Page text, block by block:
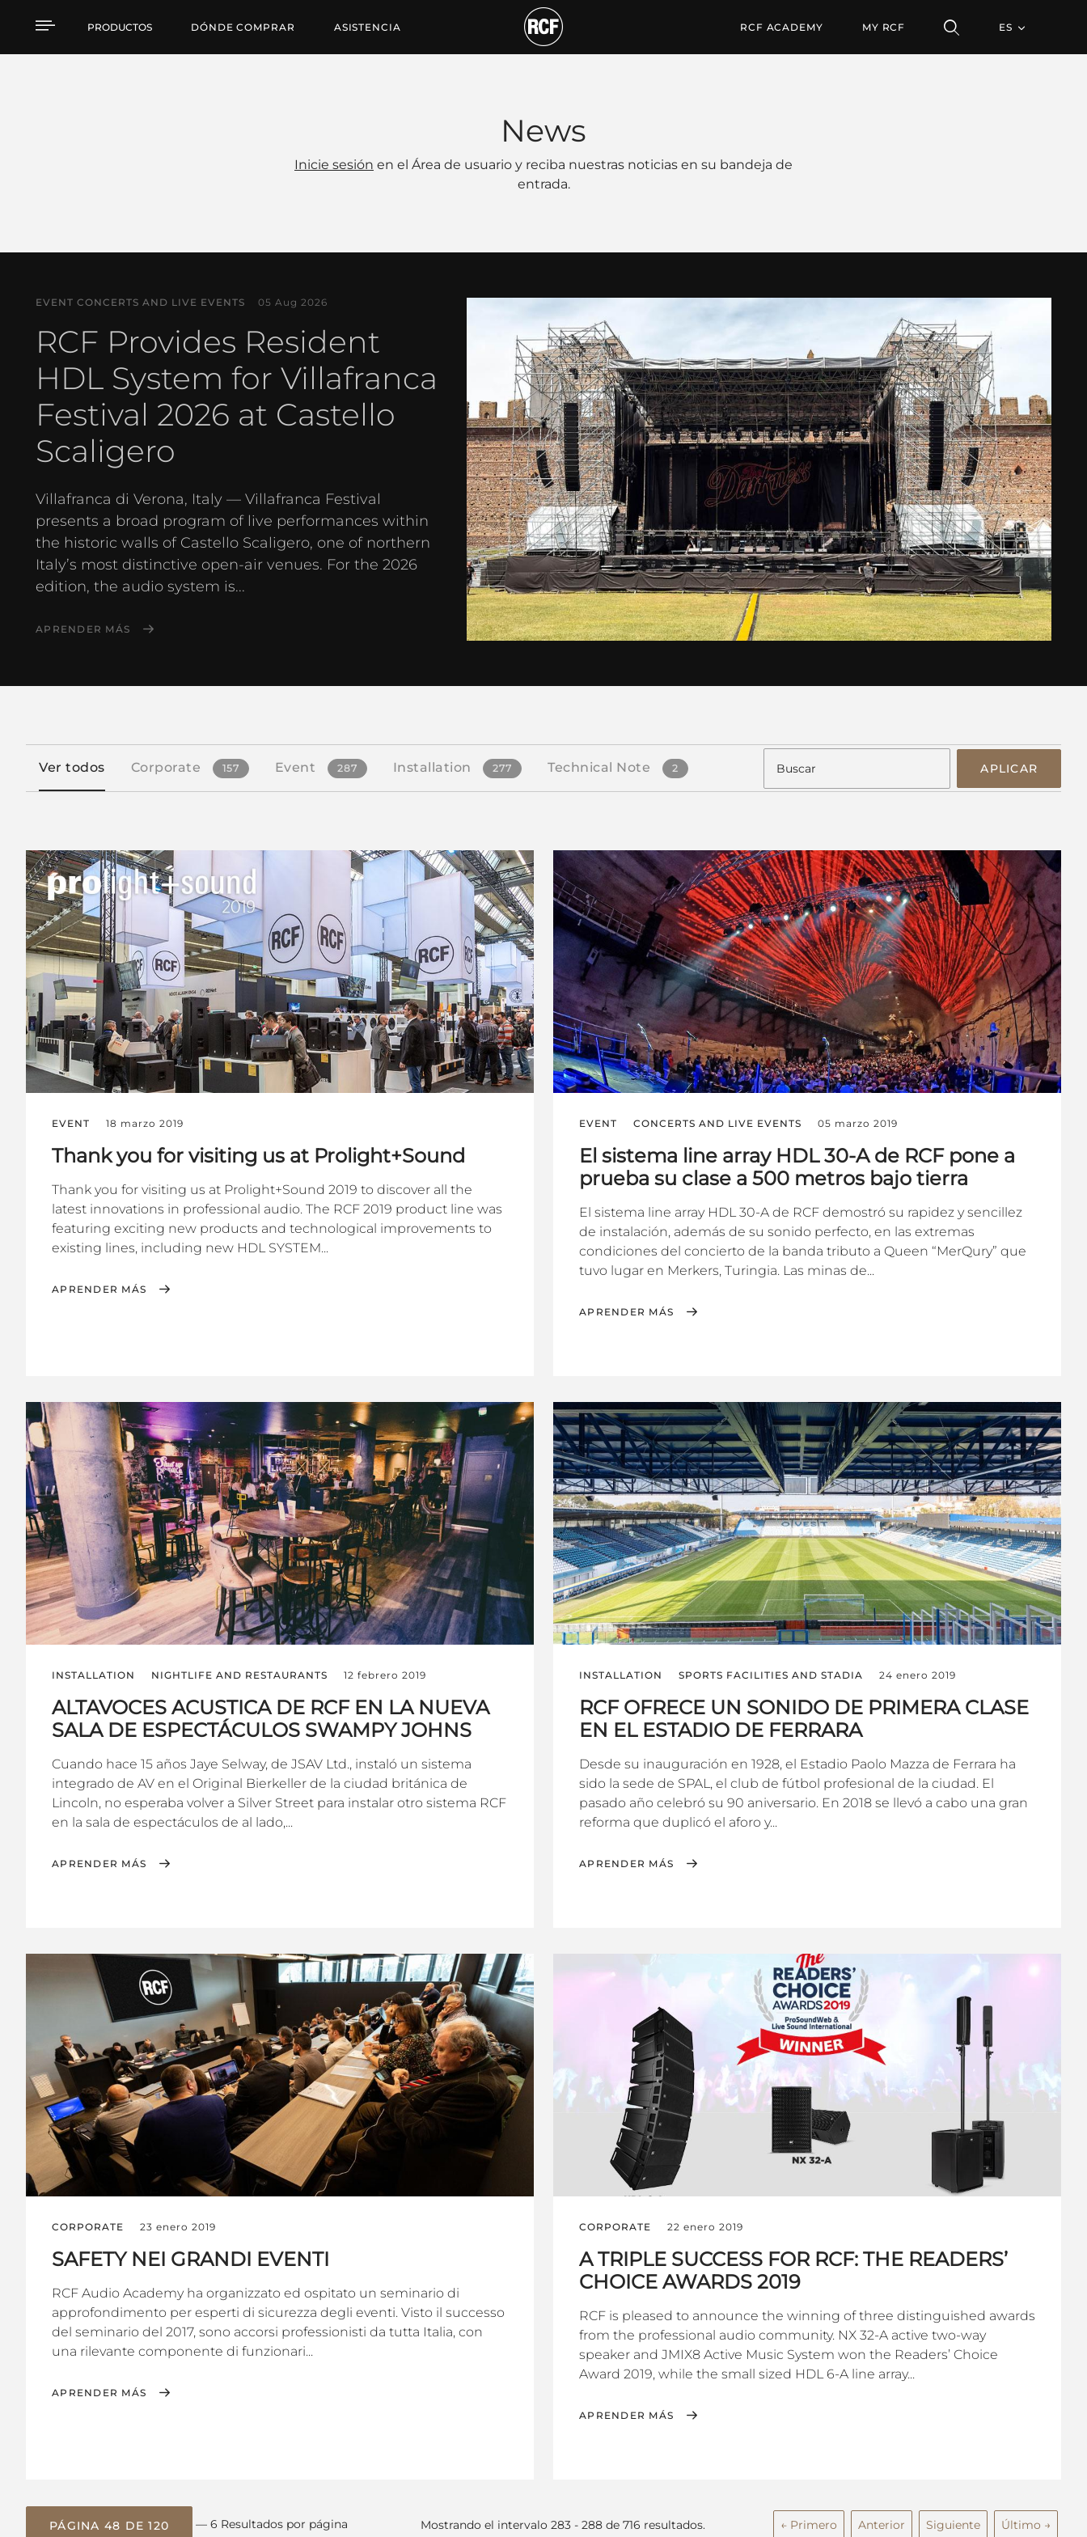
NoticiasPRODUCTOS DÓNDE COMPRAR ASISTENCIA RCF ACADEMY MY RCF ES
News
Inicie sesión en el Área de usuario y reciba nuestras noticias en su bandeja de
entrada.
EVENT CONCERTS AND LIVE EVENTS 05 Aug 2026
RCF Provides Resident
HDL System for Villafranca
Festival 2026 at Castello
Scaligero
Villafranca di Verona, Italy — Villafranca Festival
presents a broad program of live performances within
the historic walls of Castello Scaligero, one of northern
Italy’s most distinctive open-air venues. For the 2026
edition, the audio system is...
APRENDER MÁS
Ver todos Corporate 157 Event 287 Installation 277 Technical Note 2 APLICAR
EVENT 18 marzo 2019
Thank you for visiting us at Prolight+Sound
Thank you for visiting us at Prolight+Sound 2019 to discover all the
latest innovations in professional audio. The RCF 2019 product line was
featuring exciting new products and technological improvements to
existing lines, including new HDL SYSTEM...
APRENDER MÁS
EVENT CONCERTS AND LIVE EVENTS 05 marzo 2019
El sistema line array HDL 30-A de RCF pone a
prueba su clase a 500 metros bajo tierra
El sistema line array HDL 30-A de RCF demostró su rapidez y sencillez
de instalación, además de su sonido perfecto, en las extremas
condiciones del concierto de la banda tributo a Queen “MerQury” que
tuvo lugar en Merkers, Turingia. Las minas de...
APRENDER MÁS
INSTALLATION NIGHTLIFE AND RESTAURANTS 12 febrero 2019
ALTAVOCES ACUSTICA DE RCF EN LA NUEVA
SALA DE ESPECTÁCULOS SWAMPY JOHNS
Cuando hace 15 años Jaye Selway, de JSAV Ltd., instaló un sistema
integrado de AV en el Original Bierkeller de la ciudad británica de
Lincoln, no esperaba volver a Silver Street para instalar otro sistema RCF
en la sala de espectáculos de al lado,...
APRENDER MÁS
INSTALLATION SPORTS FACILITIES AND STADIA 24 enero 2019
RCF OFRECE UN SONIDO DE PRIMERA CLASE
EN EL ESTADIO DE FERRARA
Desde su inauguración en 1928, el Estadio Paolo Mazza de Ferrara ha
sido la sede de SPAL, el club de fútbol profesional de la ciudad. El
pasado año celebró su 90 aniversario. En 2018 se llevó a cabo una gran
reforma que duplicó el aforo y...
APRENDER MÁS
CORPORATE 23 enero 2019
SAFETY NEI GRANDI EVENTI
RCF Audio Academy ha organizzato ed ospitato un seminario di
approfondimento per esperti di sicurezza degli eventi. Visto il successo
del seminario del 2017, sono accorsi professionisti da tutta Italia, con
una rilevante componente di funzionari...
APRENDER MÁS
CORPORATE 22 enero 2019
A TRIPLE SUCCESS FOR RCF: THE READERS’
CHOICE AWARDS 2019
RCF is pleased to announce the winning of three distinguished awards
from the professional audio community. NX 32-A active two-way
speaker and JMIX8 Active Music System won the Readers’ Choice
Award 2019, while the small sized HDL 6-A line array...
APRENDER MÁS
PÁGINA 48 DE 120 — 6 Resultados por página Mostrando el intervalo 283 - 288 de 716 resultados. ← Primero Anterior Siguiente Último →